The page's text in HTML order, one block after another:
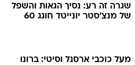
שגרה זה רע: נסיך הגאות והשפל
של מנצ'סטר יונייטד חוגג 60
מעל כוכבי ארסנל וסיטי: ברונו